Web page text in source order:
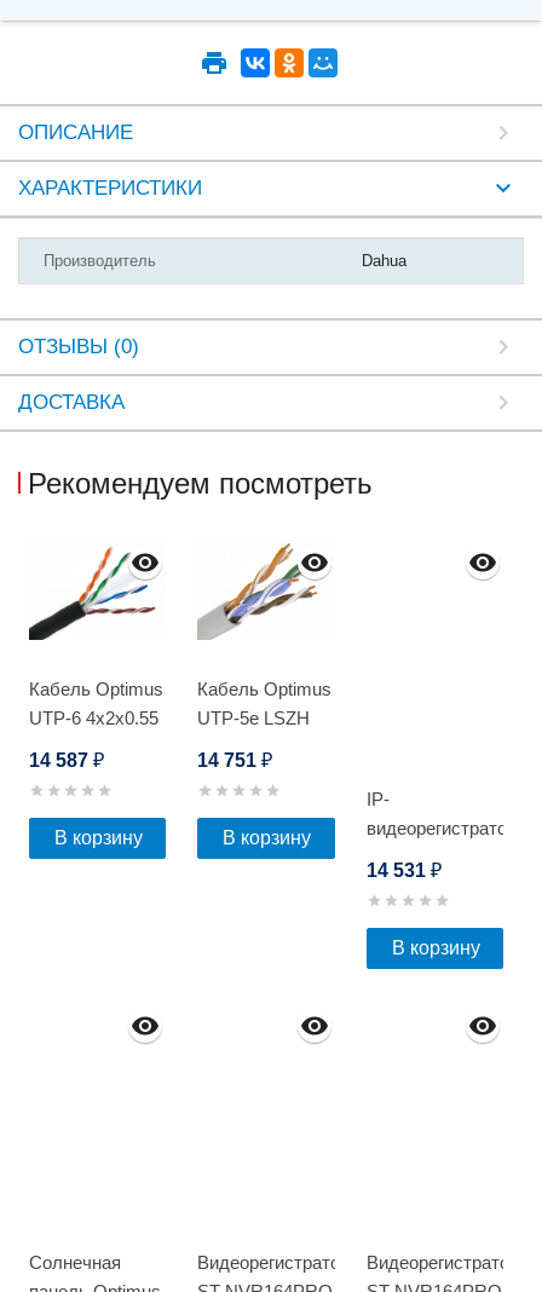
ОПИСАНИЕ
ХАРАКТЕРИСТИКИ
Производитель Dahua
ОТЗЫВЫ (0)
ДОСТАВКА
Рекомендуем посмотреть
Кабель Optimus
UTP-6 4x2x0.55
14 587 ₽
В корзину
Кабель Optimus
UTP-5e LSZH
14 751₽
В корзину
IP-
видеорегистратор
14 531 ₽
В корзину
Солнечная
Видеорегистратор
Видеорегистратор